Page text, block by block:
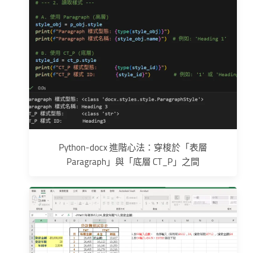
Python-docx 進階心法：穿梭於「表層
Paragraph」與「底層 CT_P」之間